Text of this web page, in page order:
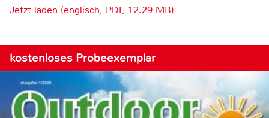
Jetzt laden (englisch, PDF, 12.29 MB)
kostenloses Probeexemplar